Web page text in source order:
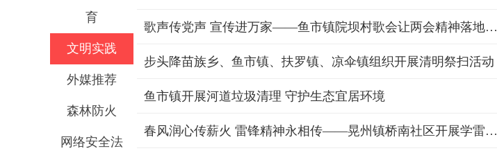
育
文明实践
外媒推荐
森林防火
网络安全法
歌声传党声 宣传进万家——鱼市镇院坝村歌会让两会精神落地生根
步头降苗族乡、鱼市镇、扶罗镇、凉伞镇组织开展清明祭扫活动
鱼市镇开展河道垃圾清理 守护生态宜居环境
春风润心传薪火 雷锋精神永相传——晃州镇桥南社区开展学雷锋主题教育活动